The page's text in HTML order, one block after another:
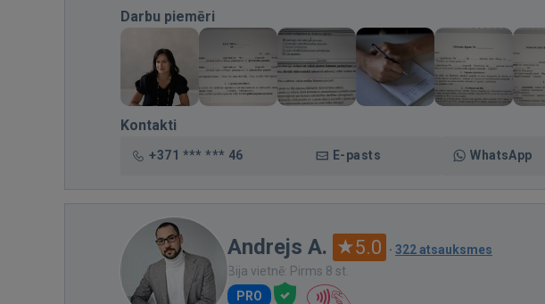
Darbu piemēri
Kontakti
+371 *** *** 46 E-pasts WhatsApp
Andrejs A. 5.0 · 322 atsauksmes
Bija vietnē: Pirms 8 st.
PRO